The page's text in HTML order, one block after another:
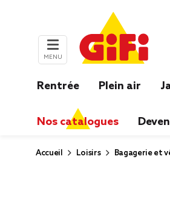
MENU
Rentrée Plein air
Nos catalogues
Accueil Loisirs Bagagerie et